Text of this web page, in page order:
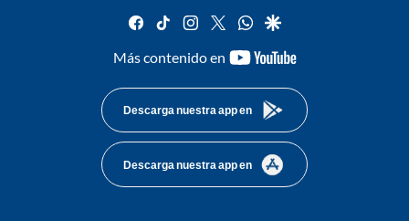
facebook
tiktok instagram
twitterwhatsapp
google
Más contenido en
youtube-
Descarga nuestra app en
Descarga nuestra app en